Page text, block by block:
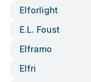
Elforlight
E.l. Foust
Elframo
Elfri